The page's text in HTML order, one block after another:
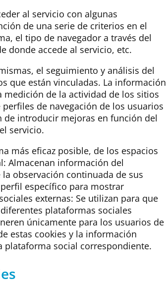
al servicio con algunas
de una serie de criterios en el
el tipo de navegador a través del
donde accede al servicio, etc.
el seguimiento y análisis del
que están vinculadas. La información
de la actividad de los sitios
de navegación de los usuarios
introducir mejoras en función del
servicio.
más eficaz posible, de los espacios
Almacenan información del
observación continuada de sus
específico para mostrar
externas: Se utilizan para que
plataformas sociales
únicamente para los usuarios de
estas cookies y la información
plataforma social correspondiente.